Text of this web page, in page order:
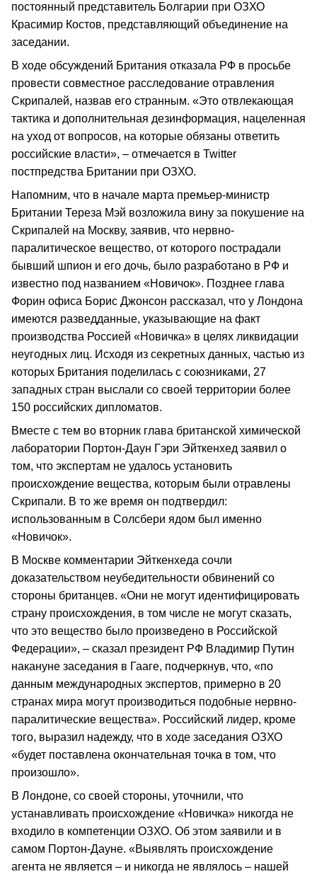
постоянный представитель Болгарии при ОЗХО
Красимир Костов, представляющий объединение на
заседании.
В ходе обсуждений Британия отказала РФ в просьбе
провести совместное расследование отравления
Скрипалей, назвав его странным. «Это отвлекающая
тактика и дополнительная дезинформация, нацеленная
на уход от вопросов, на которые обязаны ответить
российские власти», – отмечается в Twitter
постпредства Британии при ОЗХО.
Напомним, что в начале марта премьер-министр
Британии Тереза Мэй возложила вину за покушение на
Скрипалей на Москву, заявив, что нервно-
паралитическое вещество, от которого пострадали
бывший шпион и его дочь, было разработано в РФ и
известно под названием «Новичок». Позднее глава
Форин офиса Борис Джонсон рассказал, что у Лондона
имеются разведданные, указывающие на факт
производства Россией «Новичка» в целях ликвидации
неугодных лиц. Исходя из секретных данных, частью из
которых Британия поделилась с союзниками, 27
западных стран выслали со своей территории более
150 российских дипломатов.
Вместе с тем во вторник глава британской химической
лаборатории Портон-Даун Гэри Эйткенхед заявил о
том, что экспертам не удалось установить
происхождение вещества, которым были отравлены
Скрипали. В то же время он подтвердил:
использованным в Солсбери ядом был именно
«Новичок».
В Москве комментарии Эйткенхеда сочли
доказательством неубедительности обвинений со
стороны британцев. «Они не могут идентифицировать
страну происхождения, в том числе не могут сказать,
что это вещество было произведено в Российской
Федерации», – сказал президент РФ Владимир Путин
накануне заседания в Гааге, подчеркнув, что, «по
данным международных экспертов, примерно в 20
странах мира могут производиться подобные нервно-
паралитические вещества». Российский лидер, кроме
того, выразил надежду, что в ходе заседания ОЗХО
«будет поставлена окончательная точка в том, что
произошло».
В Лондоне, со своей стороны, уточнили, что
устанавливать происхождение «Новичка» никогда не
входило в компетенции ОЗХО. Об этом заявили и в
самом Портон-Дауне. «Выявлять происхождение
агента не является – и никогда не являлось – нашей